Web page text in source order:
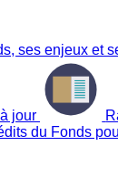
ses enjeux et
jour
du Fonds